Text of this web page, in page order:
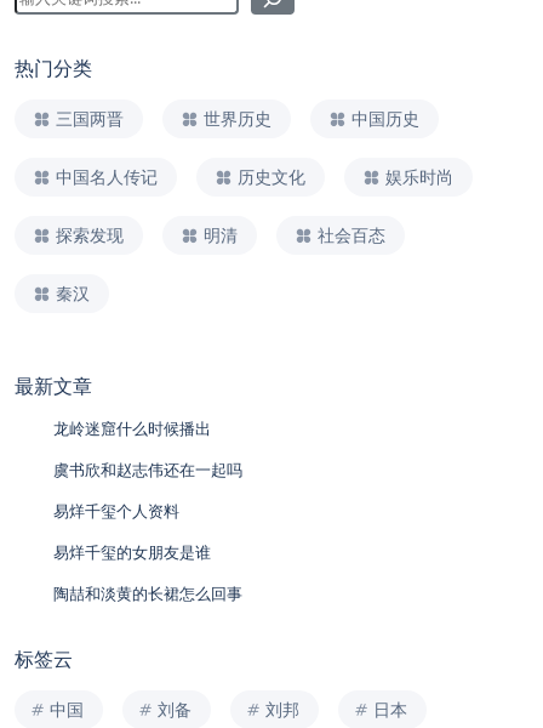
热门分类
三国两晋 世界历史 中国历史
中国名人传记 历史文化 娱乐时尚
探索发现 明清 社会百态
秦汉
最新文章
龙岭迷窟什么时候播出
虞书欣和赵志伟还在一起吗
易烊千玺个人资料
易烊千玺的女朋友是谁
陶喆和淡黄的长裙怎么回事
标签云
中国 刘备 刘邦 日本